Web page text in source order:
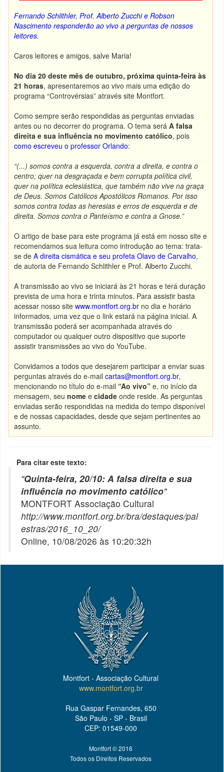
Fernando Schlithler, Prof. Alberto Zucchi e Robson
Nascimento responderão ao vivo a perguntas de nossos
leitores.
Caros leitores e amigos, salve Maria!
No dia 20 deste mês de outubro, próxima quinta-feira às
21 horas, apresentaremos ao vivo mais uma edição do
programa “Controvérsias” através site Montfort.
Como sempre serão respondidas as perguntas enviadas
antes ou no decorrer do programa. O tema seráA falsa
direita e sua influência no movimento católico, pois
como escreveu o professor Orlando:
“(...) somos contra a esquerda, contra a direita, e contra o
centro; quer na desgraçada e bem corrupta política civil,
quer na política eclesiástica, que também não vive na graça
de Deus.Somos Católicos Apostólicos Romanos. Por isso
somos contra todas as heresias e erros de esquerda e de
direita. Somos contra o Panteísmo e contra a Gnose.”
O artigo de base para este programa já está em nosso site e
recomendamos sua leitura como introdução ao tema: trata-
se deA direita cismática e seu profeta Olavo de Carvalho,
de autoria de Fernando Schlithler e Prof. Alberto Zucchi.
A transmissão ao vivo se iniciará às 21 horas e terá duração
prevista de uma hora e trinta minutos. Para assistir basta
acessar nosso sitewww.montfort.org.br no dia e horário
informados, uma vez que o link estará na página inicial. A
transmissão poderá ser acompanhada através do
computador ou qualquer outro dispositivo que suporte
assistir transmissões ao vivo do YouTube.
Convidamos a todos que desejarem participar a enviar suas
perguntas através do e-mailcartas@montfort.org.br,
mencionando no título do e-mail “Ao vivo” e, no início da
mensagem, seunome ecidade onde reside. As perguntas
enviadas serão respondidas na medida do tempo disponível
e de nossas capacidades, desde que sejam pertinentes ao
assunto.
Para citar este texto:
"Quinta-feira, 20/10: A falsa direita e sua
influência no movimento católico"
MONTFORT Associação Cultural
http://www.montfort.org.br/bra/destaques/pal
estras/2016_10_20/
Online, 10/08/2026 às 10:20:32h
Montfort - Associação Cultural
www.montfort.org.br
Rua Gaspar Fernandes, 650
São Paulo - SP - Brasil
CEP: 01549-000
Montfort © 2016
Todos os Direitos Reservados